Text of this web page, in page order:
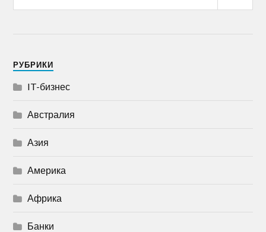
РУБРИКИ
IT-бизнес
Австралия
Азия
Америка
Африка
Банки